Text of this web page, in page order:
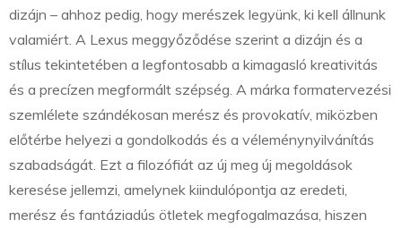
dizájn – ahhoz pedig, hogy merészek legyünk, ki kell állnunk
valamiért. A Lexus meggyőződése szerint a dizájn és a
stílus tekintetében a legfontosabb a kimagasló kreativitás
és a precízen megformált szépség. A márka formatervezési
szemlélete szándékosan merész és provokatív, miközben
előtérbe helyezi a gondolkodás és a véleménynyilvánítás
szabadságát. Ezt a filozófiát az új meg új megoldások
keresése jellemzi, amelynek kiindulópontja az eredeti,
merész és fantáziadús ötletek megfogalmazása, hiszen